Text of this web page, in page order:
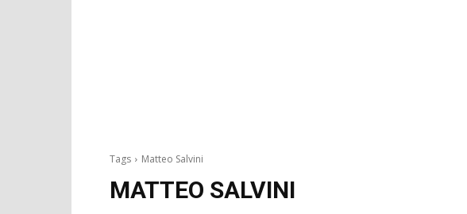
Tags Matteo Salvini
MATTEO SALVINI